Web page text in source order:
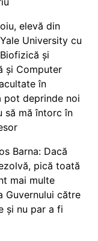
elevă din
University cu
și
și Computer
în
pot deprinde noi
să mă întorc în
Barna: Dacă
pică toată
mai multe
Guvernului către
și nu par a fi